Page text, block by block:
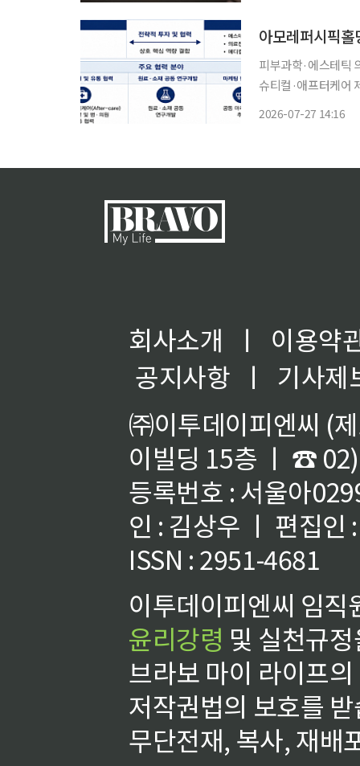
아모레퍼시픽
피부과학·에스테틱
슈티컬·애프터케어 제품 개발 등 전방위
2026-07-27 14:16
회사소개 ㅣ
이용약
공지사항
ㅣ
기사제
㈜이투데이피엔씨 (
이빌딩 15층 ㅣ ☎
등록번호 : 서울아
인 : 김상우 ㅣ 편집인
ISSN : 2951-4681
이투데이피엔씨 임
윤리강령 및 실천규
브라보 마이 라이프
저작권법의 보호를
무단전재, 복사, 재배